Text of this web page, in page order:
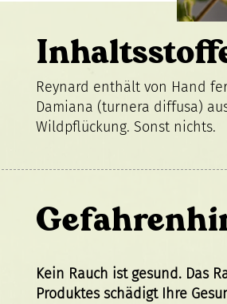
Reynard enthält von Hand
Damiana (turnera diffusa)
Wildpflückung. Sonst nichts.
Kein Rauch ist gesund. Das
Produktes schädigt Ihre